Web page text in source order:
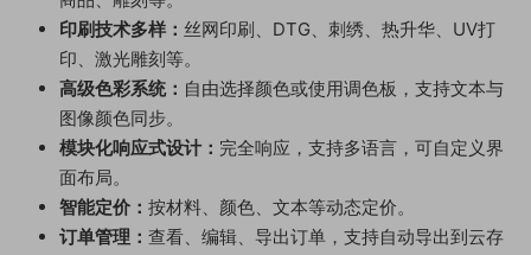
印刷技术多样： 丝网印刷、DTG、刺绣、热升华、UV打
印、激光雕刻等。
高级色彩系统： 自由选择颜色或使用调色板，支持文本与
图像颜色同步。
模块化响应式设计： 完全响应，支持多语言，可自定义界
面布局。
智能定价： 按材料、颜色、文本等动态定价。
订单管理： 查看、编辑、导出订单，支持自动导出到云存